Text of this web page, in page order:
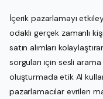
İçerik pazarlamayı
odaklı gerçek zamanlı
satın alımları
sorguları için sesli
oluşturmada etik AI
pazarlamacılar evrilen